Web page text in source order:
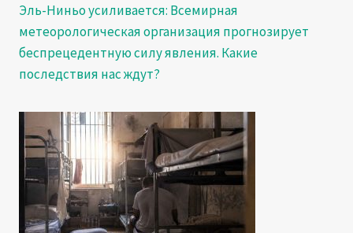
Эль-Ниньо усиливается: Всемирная
метеорологическая организация прогнозирует
беспрецедентную силу явления. Какие
последствия нас ждут?